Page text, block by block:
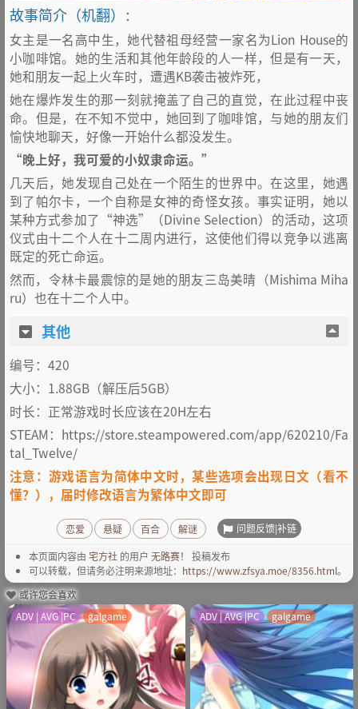
故事简介（机翻）
：
女主是一名高中生，她代替祖母经营一家名为Lion House的
小咖啡馆。她的生活和其他年龄段的人一样，但是有一天，
她和朋友一起上火车时，遭遇KB袭击被炸死，
她在爆炸发生的那一刻就掩盖了自己的直觉，在此过程中丧
命。但是，在不知不觉中，她回到了咖啡馆，与她的朋友们
愉快地聊天，好像一开始什么都没发生。
“晚上好，我可爱的小奴隶命运。”
几天后，她发现自己处在一个陌生的世界中。在这里，她遇
到了帕尔卡，一个自称是女神的奇怪女孩。事实证明，她以
某种方式参加了“神选”（Divine Selection）的活动，这项
仪式由十二个人在十二周内进行，这使他们得以竞争以逃离
既定的死亡命运。
然而，令林卡最震惊的是她的朋友三岛美晴（Mishima Miha
ru）也在十二个人中。
其他
编号：420
大小：1.88GB（解压后5GB）
时长：正常游戏时长应该在20H左右
STEAM：https://store.steampowered.com/app/620210/Fa
tal_Twelve/
注意：游戏语言为简体中文时，某些选项会出现日文（看不
懂？），届时修改语言为繁体中文即可
恋爱 悬疑 百合 解谜 问题反馈|补链
本页面内容由 宅方社 的用户 无路赛！
投稿发布
可以转载，但请务必注明来源地址： https://www.zfsya.moe/8356.html。
或许您会喜欢
ADV | AVG |PC galgame ADV | AVG |PC galgame